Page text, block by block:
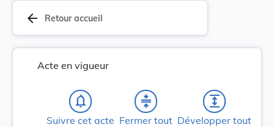
arrow_back Retour accueil
Acte en vigueur
notifications_none
Suivre cet acte
compress
Fermer tout
expand
Développer tout